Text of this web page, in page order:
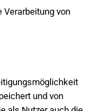
Verarbeitung von
und von